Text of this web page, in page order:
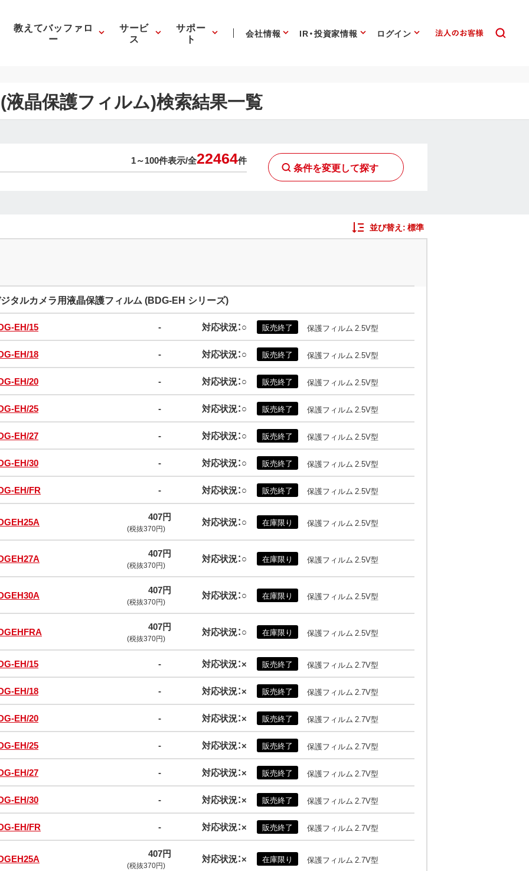
教えてバッファロ
ー
サービ
ス
サポー
ト 会社情報 IR・投資家情報 ログイン
晶保護フィルム)検索結果一覧
1～100件表示/全22464件 条件を変更して探す
並び替え: 標準
タルカメラ用液晶保護フィルム (BDG-EH シリーズ)
EH/15 - 対応状況：○ 販売終了 保護フィルム 2.5V型
EH/18 - 対応状況：○ 販売終了 保護フィルム 2.5V型
EH/20 - 対応状況：○ 販売終了 保護フィルム 2.5V型
EH/25 - 対応状況：○ 販売終了 保護フィルム 2.5V型
EH/27 - 対応状況：○ 販売終了 保護フィルム 2.5V型
EH/30 - 対応状況：○ 販売終了 保護フィルム 2.5V型
EH/FR - 対応状況：○ 販売終了 保護フィルム 2.5V型
407円
(税抜370円) 対応状況：○ 在庫限り 保護フィルム 2.5V型
407円
(税抜370円) 対応状況：○ 在庫限り 保護フィルム 2.5V型
407円
(税抜370円) 対応状況：○ 在庫限り 保護フィルム 2.5V型
407円
(税抜370円) 対応状況：○ 在庫限り 保護フィルム 2.5V型
EH/15 - 対応状況：× 販売終了 保護フィルム 2.7V型
EH/18 - 対応状況：× 販売終了 保護フィルム 2.7V型
EH/20 - 対応状況：× 販売終了 保護フィルム 2.7V型
EH/25 - 対応状況：× 販売終了 保護フィルム 2.7V型
EH/27 - 対応状況：× 販売終了 保護フィルム 2.7V型
EH/30 - 対応状況：× 販売終了 保護フィルム 2.7V型
EH/FR - 対応状況：× 販売終了 保護フィルム 2.7V型
407円
(税抜370円) 対応状況：× 在庫限り 保護フィルム 2.7V型